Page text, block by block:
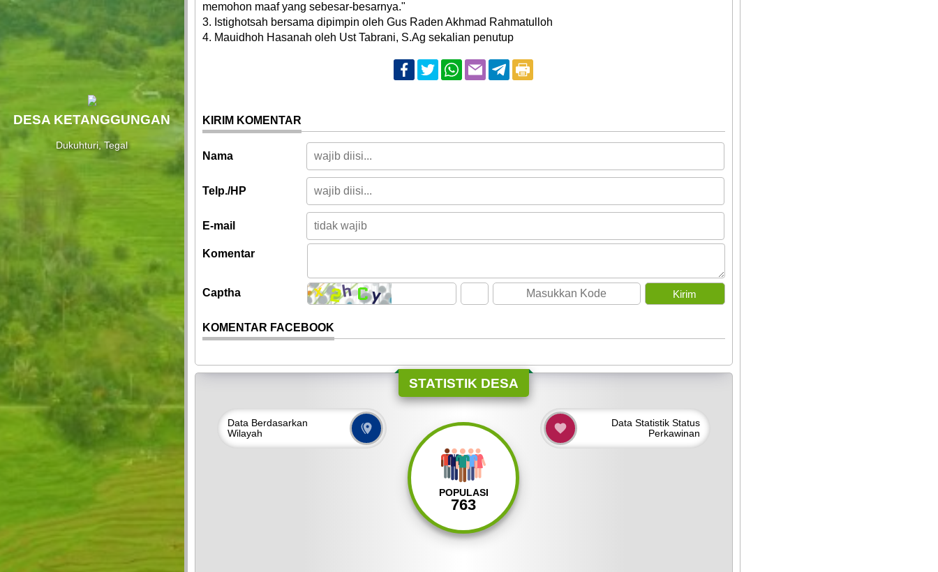
DESA KETANGGUNGAN
Dukuhturi, Tegal
memohon maaf yang sebesar-besarnya."
3. Istighotsah bersama dipimpin oleh Gus Raden Akhmad Rahmatulloh
4. Mauidhoh Hasanah oleh Ust Tabrani, S.Ag sekalian penutup
KIRIM KOMENTAR
Nama
Telp./HP
E-mail
Komentar
Captha
KOMENTAR FACEBOOK
STATISTIK DESA
POPULASI
763
Data Berdasarkan
Wilayah
Data Statistik Status
Perkawinan